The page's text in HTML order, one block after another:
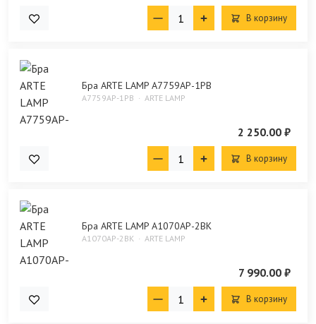
В корзину
Бра ARTE LAMP A7759AP-1PB
A7759AP-1PB ARTE LAMP
2 250.00 ₽
В корзину
Бра ARTE LAMP A1070AP-2BK
A1070AP-2BK ARTE LAMP
7 990.00 ₽
В корзину